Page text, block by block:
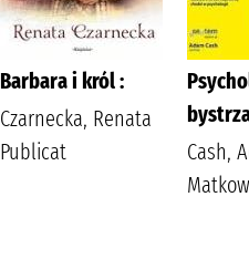
Barbara i król :
Czarnecka, Renata
Publicat
Cash,